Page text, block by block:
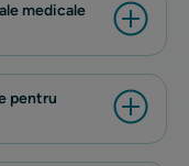
medicale
pentru